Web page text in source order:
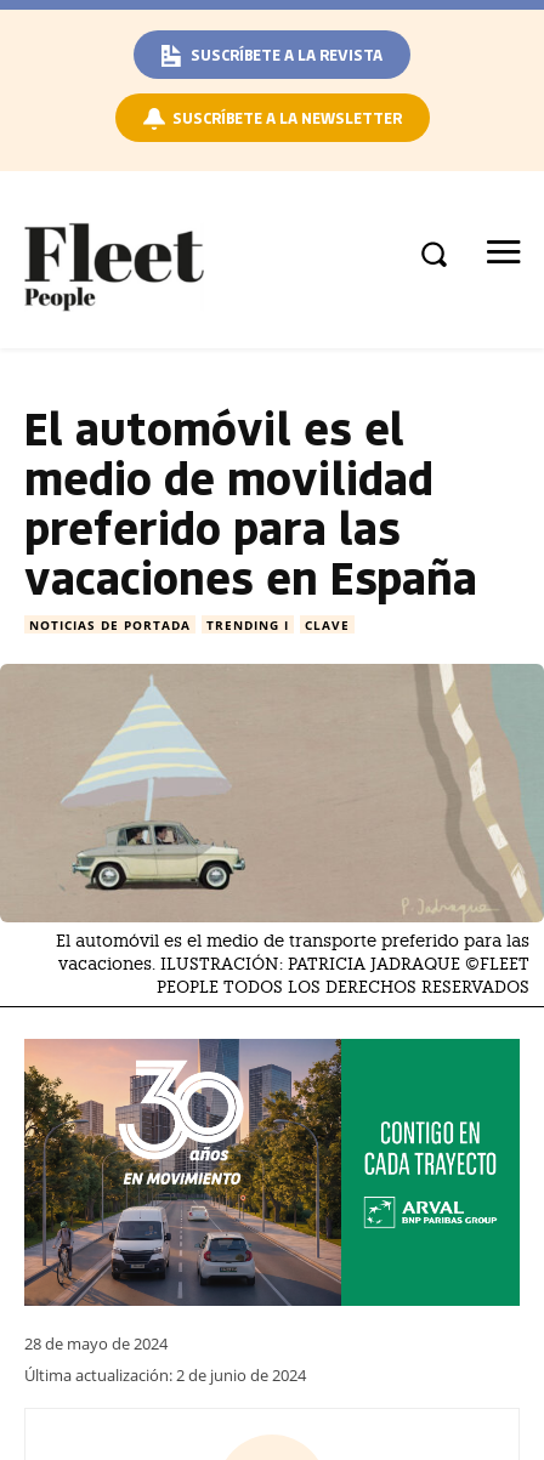
SUSCRÍBETE A LA REVISTA
SUSCRÍBETE A LA NEWSLETTER
El automóvil es el
medio de movilidad
preferido para las
vacaciones en España
NOTICIAS DE PORTADA TRENDING I CLAVE
El automóvil es el medio de transporte preferido para las
vacaciones. ILUSTRACIÓN: PATRICIA JADRAQUE ©FLEET
PEOPLE TODOS LOS DERECHOS RESERVADOS
28 de mayo de 2024
Última actualización:2 de junio de 2024